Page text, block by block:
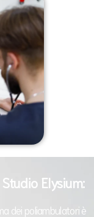
Elysium:
dei poliambulatori è